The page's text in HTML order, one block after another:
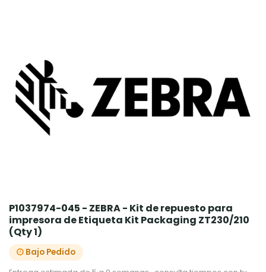
P1037974-045 - ZEBRA - Kit de repuesto para
impresora de Etiqueta Kit Packaging ZT230/210
(Qty 1)
Bajo Pedido